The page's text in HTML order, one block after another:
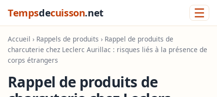
Tempsdecuisson.net ☰
Accueil › Rappels de produits › Rappel de produits de
charcuterie chez Leclerc Aurillac : risques liés à la présence de
corps étrangers
Rappel de produits de